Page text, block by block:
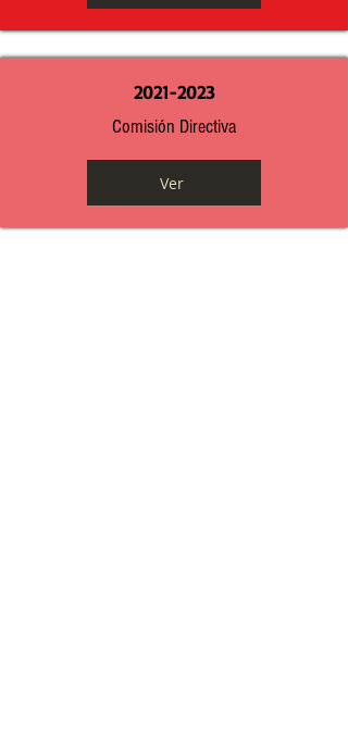
2021-2023
Comisión Directiva
Ver